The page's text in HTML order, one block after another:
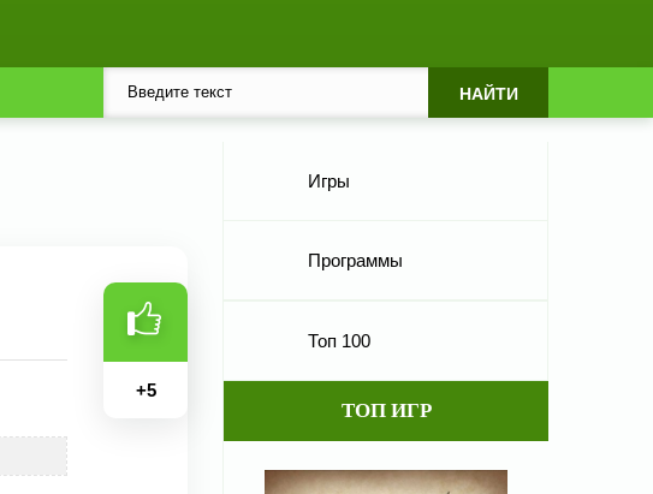
+5
Игры
Программы
Топ 100
ТОП ИГР